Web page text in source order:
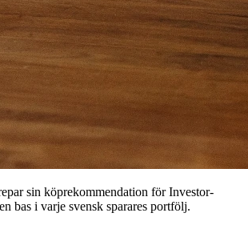
sin köprekommendation för Investor-
bas i varje svensk sparares portfölj.